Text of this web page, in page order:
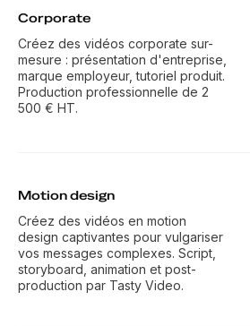
Corporate
Créez des vidéos corporate sur-
mesure : présentation d'entreprise,
marque employeur, tutoriel produit.
Production professionnelle de 2
500 € HT.
Motion design
Créez des vidéos en motion
design captivantes pour vulgariser
vos messages complexes. Script,
storyboard, animation et post-
production par Tasty Video.